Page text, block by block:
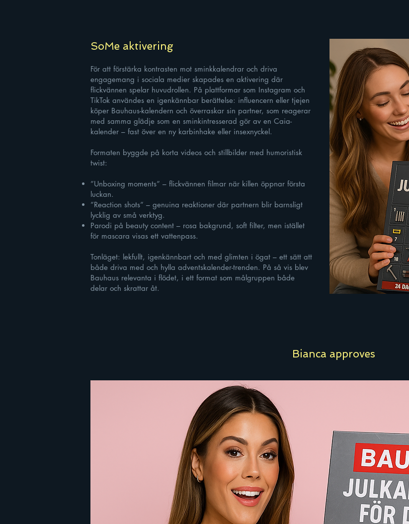
SoMe aktivering
För att förstärka kontrasten mot sminkkalendrar och driva
engagemang i sociala medier skapades en aktivering där
flickvännen spelar huvudrollen. På plattformar som Instagram och
TikTok användes en igenkännbar berättelse: influencern eller tjejen
köper Bauhaus-kalendern och överraskar sin partner, som reagerar
med samma glädje som en sminkintresserad gör av en Caia-
kalender – fast över en ny karbinhake eller insexnyckel.
Formaten byggde på korta videos och stillbilder med humoristisk
twist:
”Unboxing moments” – flickvännen filmar när killen öppnar första
luckan.
”Reaction shots” – genuina reaktioner där partnern blir barnsligt
lycklig av små verktyg.
Parodi på beauty content – rosa bakgrund, soft filter, men istället
för mascara visas ett vattenpass.
Tonläget: lekfullt, igenkännbart och med glimten i ögat – ett sätt att
både driva med och hylla adventskalender-trenden. På så vis blev
Bauhaus relevanta i flödet, i ett format som målgruppen både
delar och skrattar åt.
Bianca approves